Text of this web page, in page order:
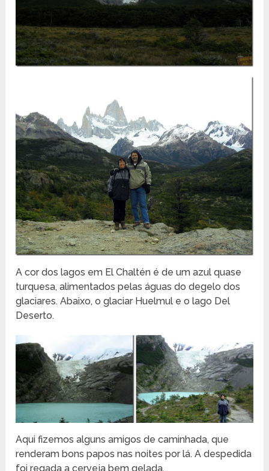
A cor dos lagos em El Chaltén é de um azul quase
turquesa, alimentados pelas águas do degelo dos
glaciares. Abaixo, o glaciar Huelmul e o lago Del
Deserto.
Aqui fizemos alguns amigos de caminhada, que
renderam bons papos nas noites por lá. A despedida
foi regada a cerveja bem gelada.